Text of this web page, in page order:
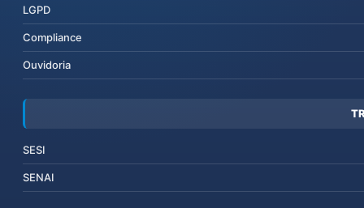
LGPD
Compliance
Ouvidoria
SESI
SENAI